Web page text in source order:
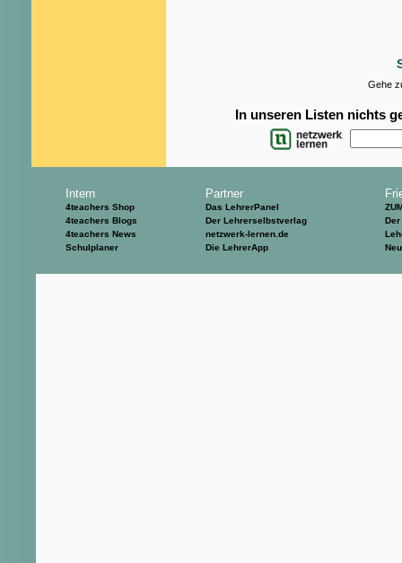
Gehe
In unseren Listen nichts
Intern
4teachers Shop
4teachers Blogs
4teachers News
Schulplaner
Partner
Das LehrerPanel
Der Lehrerselbstverlag
netzwerk-lernen.de
Die LehrerApp